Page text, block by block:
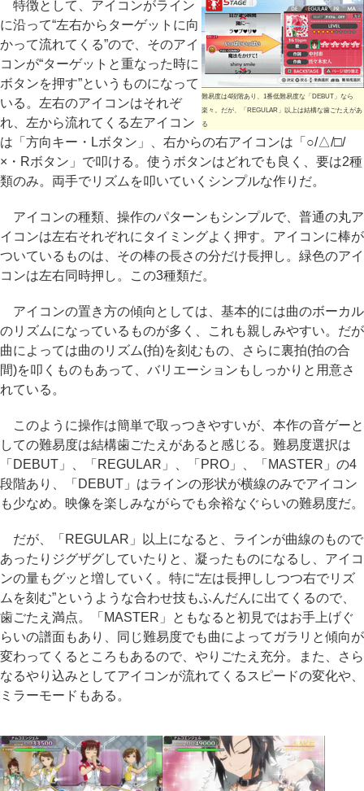
難易度は4段階あり、1番低難易度な「DEBUT」なら
楽々。だが、「REGULAR」以上は結構な歯ごたえがあ
る
特徴として、アイコンがライン
に沿って“左右からターゲットに向
かって流れてくる”ので、そのアイ
コンが“ターゲットと重なった時に
ボタンを押す”というものになって
いる。左右のアイコンはそれぞ
れ、左から流れてくる左アイコン
は「方向キー・Lボタン」、右からの右アイコンは「○/△/□/
×・Rボタン」で叩ける。使うボタンはどれでも良く、要は2種
類のみ。両手でリズムを叩いていくシンプルな作りだ。
アイコンの種類、操作のパターンもシンプルで、普通の丸ア
イコンは左右それぞれにタイミングよく押す。アイコンに棒が
ついているものは、その棒の長さの分だけ長押し。緑色のアイ
コンは左右同時押し。この3種類だ。
アイコンの置き方の傾向としては、基本的には曲のボーカル
のリズムになっているものが多く、これも親しみやすい。だが
曲によっては曲のリズム(拍)を刻むもの、さらに裏拍(拍の合
間)を叩くものもあって、バリエーションもしっかりと用意さ
れている。
このように操作は簡単で取っつきやすいが、本作の音ゲーと
しての難易度は結構歯ごたえがあると感じる。難易度選択は
「DEBUT」、「REGULAR」、「PRO」、「MASTER」の4
段階あり、「DEBUT」はラインの形状が横線のみでアイコン
も少なめ。映像を楽しみながらでも余裕なぐらいの難易度だ。
だが、「REGULAR」以上になると、ラインが曲線のもので
あったりジグザグしていたりと、凝ったものになるし、アイコ
ンの量もグッと増していく。特に“左は長押ししつつ右でリズ
ムを刻む”というような合わせ技もふんだんに出てくるので、
歯ごたえ満点。「MASTER」ともなると初見ではお手上げぐ
らいの譜面もあり、同じ難易度でも曲によってガラリと傾向が
変わってくるところもあるので、やりごたえ充分。また、さら
なるやり込みとしてアイコンが流れてくるスピードの変化や、
ミラーモードもある。